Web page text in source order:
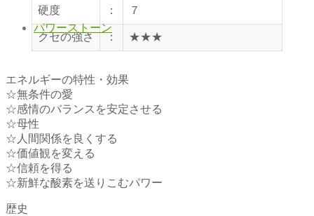
パワーストーン
硬度 ： ７
クセの強さ ： ★★★
エネルギーの特性・効果
☆無条件の愛
☆感情のバランスを安定させる
☆母性
☆人間関係を良くする
☆価値観を変える
☆信頼を得る
☆新鮮な酸素を送りこむパワー
歴史